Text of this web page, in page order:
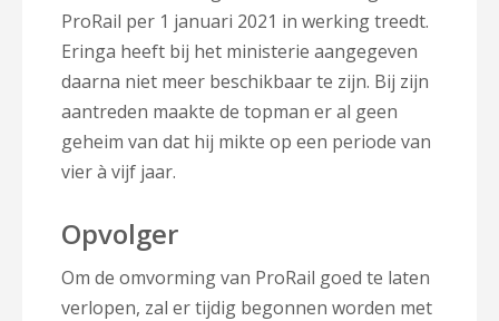
ProRail per 1 januari 2021 in werking treedt.
Eringa heeft bij het ministerie aangegeven
daarna niet meer beschikbaar te zijn. Bij zijn
aantreden maakte de topman er al geen
geheim van dat hij mikte op een periode van
vier à vijf jaar.
Opvolger
Om de omvorming van ProRail goed te laten
verlopen, zal er tijdig begonnen worden met